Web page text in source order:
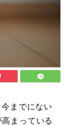
今までにない
まっている